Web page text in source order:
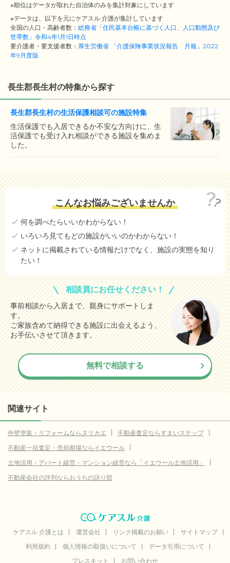
※順位はデータが取れた自治体のみを集計対象にしています
※データは、以下を元にケアスル 介護が集計しています
全国の人口・高齢者数： 総務省「住民基本台帳に基づく人口、人口動態及び
世帯数」令和4年1月1日時点
要介護者・要支援者数： 厚生労働省 「介護保険事業状況報告 月報」2022
年9月度版
長生郡長生村の特集から探す
長生郡長生村の生活保護相談可の施設特集
生活保護でも入居できるか不安な方向けに、生
活保護でも受け入れ相談ができる施設を集めま
した。
こんなお悩みございませんか
何を調べたらいいかわからない！
いろいろ見てもどの施設がいいのかわからない！
ネットに掲載されている情報だけでなく、施設の実態を知り
たい！
相談員にお任せください！
事前相談から入居まで、親身にサポートしま
す。
ご家族含めて納得できる施設に出会えるよう、
お手伝いさせて頂きます。
無料で相談する
関連サイト
外壁塗装・リフォームならヌリカエ
不動産査定ならすまいステップ
不動産一括査定・売却相場ならイエウール
土地活用・アパート経営・マンション経営なら「イエウール土地活用」
不動産会社の評判ならおうちの語り部
ケアスル 介護とは 運営会社 リンク掲載のお願い
サイトマップ
利用規約
個人情報の取扱いについて
データ引用について
プレスキット
お問い合わせ